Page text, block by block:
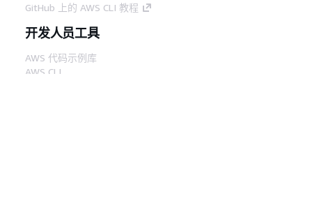
GitHub 上的 AWS CLI 教程
开发人员工具
AWS 代码示例库
AWS CLI